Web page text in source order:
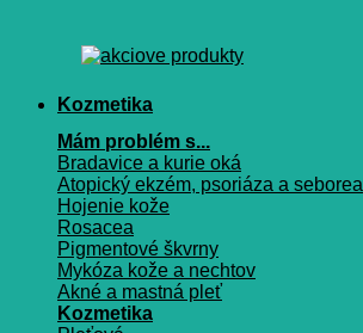
Kozmetika
Mám problém s...
Bradavice a kurie oká
Atopický ekzém, psoriáza a seborea
Hojenie kože
Rosacea
Pigmentové škvrny
Mykóza kože a nechtov
Akné a mastná pleť
Kozmetika